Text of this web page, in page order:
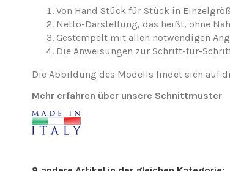
Von Hand Stück für Stück in
Netto-Darstellung, das heißt, ohne
Gestempelt mit allen notwendigen
Die Anweisungen zur Schritt-für-
Die Abbildung des Modells findet sich auf
Mehr erfahren über unsere Schnittmuster